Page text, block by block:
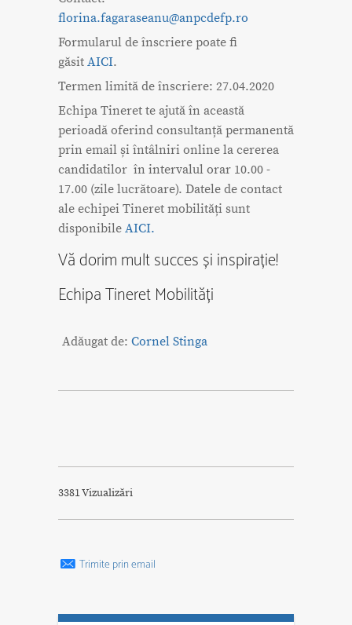
florina.fagaraseanu@anpcdefp.ro
Formularul de înscriere poate fi
găsit AICI.
Termen limită de înscriere: 27.04.2020
Echipa Tineret te ajută în această
perioadă oferind consultanță permanentă
prin email și întâlniri online la cererea
candidatilor în intervalul orar 10.00 -
17.00 (zile lucrătoare). Datele de contact
ale echipei Tineret mobilități sunt
disponibile AICI.
Vă dorim mult succes și inspirație!
Echipa Tineret Mobilități
Adăugat de: Cornel Stinga
3381 Vizualizări
Trimite prin email